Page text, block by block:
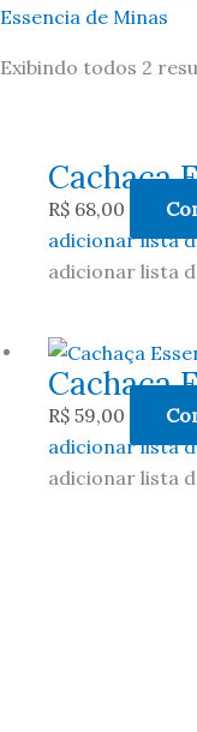
Essencia de Minas
Exibindo todos 2
Cachaça
R$ 68,00
adicionar lista
adicionar lista
Cachaça
R$ 59,00
adicionar lista
adicionar lista